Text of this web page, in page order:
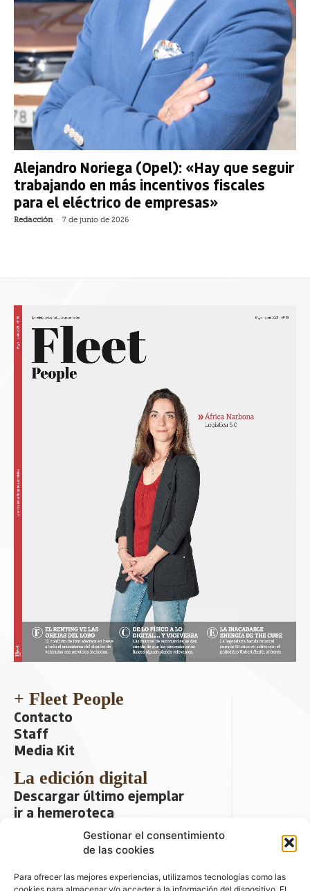
Gestionar el consentimiento
de las cookies
Para ofrecer las mejores experiencias, utilizamos tecnologías como las
Alejandro Noriega (Opel): «Hay que seguir
trabajando en más incentivos fiscales
para el eléctrico de empresas»
Redacción - 7 de junio de 2026
+ Fleet People
Contacto
Staff
Media Kit
La edición digital
Descargar último ejemplar
ir a hemeroteca
+ Contenido en redes sociales